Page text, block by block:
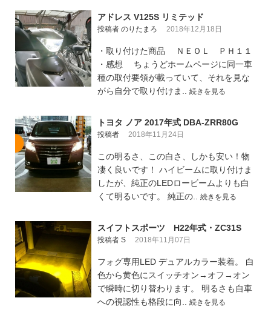
アドレス V125S リミテッド
投稿者 のりたまろ 2018年12月18日
・取り付けた商品 ＮＥＯＬ ＰＨ１１
・感想 ちょうどホームページに同一車
種の取付要領が載っていて、それを見な
がら自分で取り付けま.. 続きを見る
トヨタ ノア 2017年式 DBA-ZRR80G
投稿者 2018年11月24日
この明るさ、この白さ、しかも安い！物
凄く良いです！ ハイビームに取り付けま
したが、純正のLEDロービームよりも白
くて明るいです。 純正の.. 続きを見る
スイフトスポーツ H22年式・ZC31S
投稿者 S 2018年11月07日
フォグ専用LED デュアルカラー装着。 白
色から黄色にスイッチオン→オフ→オン
で瞬時に切り替わります。 明るさも自車
への視認性も格段に向.. 続きを見る